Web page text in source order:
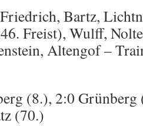
Bartz,
Freist), Wulff,
Altengof –
(8.), 2:0 Grünberg
(70.)